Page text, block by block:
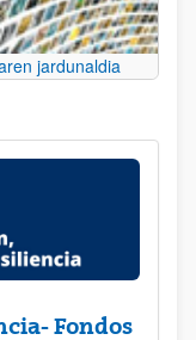
jardunaldia
Fondos